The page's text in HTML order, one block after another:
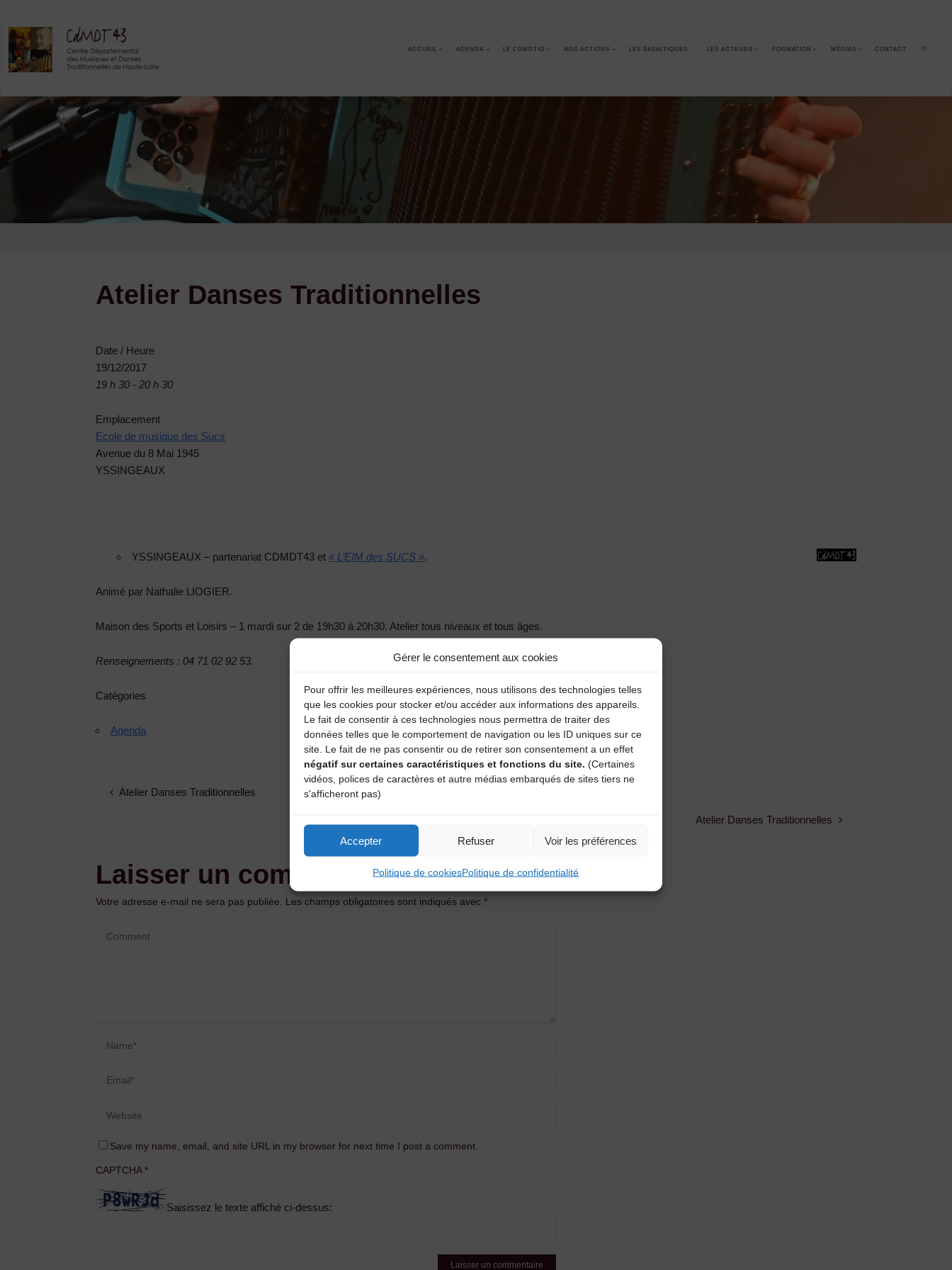
Gérer le consentement aux cookies
Pour offrir les meilleures expériences, nous utilisons des technologies telles
que les cookies pour stocker et/ou accéder aux informations des appareils.
Le fait de consentir à ces technologies nous permettra de traiter des
données telles que le comportement de navigation ou les ID uniques sur ce
site. Le fait de ne pas consentir ou de retirer son consentement a un effet
négatif sur certaines caractéristiques et fonctions du site. (Certaines
vidéos, polices de caractères et autre médias embarqués de sites tiers ne
s'afficheront pas)
Accepter Refuser Voir les préférences
Politique de cookiesPolitique de confidentialité
content
ACCUEIL AGENDA LE CDMDT43 NOS ACTIONS LES BASALTIQUES LES ACTEURS FORMATION MÉDIAS CONTACT
Atelier Danses Traditionnelles
Date / Heure
19/12/2017
19 h 30 - 20 h 30
Emplacement
Ecole de musique des Sucs
Avenue du 8 Mai 1945
YSSINGEAUX
YSSINGEAUX – partenariat CDMDT43 et « L’EIM des SUCS ».
Animé par Nathalie LIOGIER.
Maison des Sports et Loisirs – 1 mardi sur 2 de 19h30 à 20h30. Atelier tous niveaux et tous âges.
Renseignements : 04 71 02 92 53.
Catégories
Agenda
Atelier Danses Traditionnelles
Atelier Danses Traditionnelles
Laisser un commentaire
Votre adresse e-mail ne sera pas publiée. Les champs obligatoires sont indiqués avec*
Save my name, email, and site URL in my browser for next time I post a comment.
CAPTCHA*
Saisissez le texte affiché ci-dessus: